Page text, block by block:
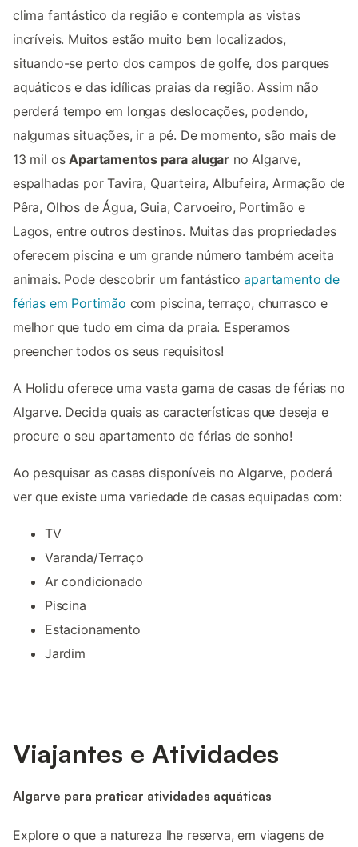
clima fantástico da região e contempla as vistas
incríveis. Muitos estão muito bem localizados,
situando-se perto dos campos de golfe, dos parques
aquáticos e das idílicas praias da região. Assim não
perderá tempo em longas deslocações, podendo,
nalgumas situações, ir a pé. De momento, são mais de
13 mil os Apartamentos para alugar no Algarve,
espalhadas por Tavira, Quarteira, Albufeira, Armação de
Pêra, Olhos de Água, Guia, Carvoeiro, Portimão e
Lagos, entre outros destinos. Muitas das propriedades
oferecem piscina e um grande número também aceita
animais. Pode descobrir um fantásticoapartamento de
férias em Portimão com piscina, terraço, churrasco e
melhor que tudo em cima da praia. Esperamos
preencher todos os seus requisitos!
A Holidu oferece uma vasta gama de casas de férias no
Algarve. Decida quais as características que deseja e
procure o seu apartamento de férias de sonho!
Ao pesquisar as casas disponíveis no Algarve, poderá
ver que existe uma variedade de casas equipadas com:
TV
Varanda/Terraço
Ar condicionado
Piscina
Estacionamento
Jardim
Viajantes e Atividades
Algarve para praticar atividades aquáticas
Explore o que a natureza lhe reserva, em viagens de